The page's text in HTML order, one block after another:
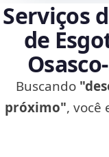
Serviços
de
Buscando
próximo", você